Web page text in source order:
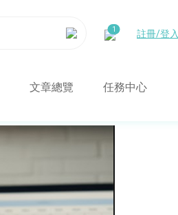
註冊/登入
文章總覽 任務中心